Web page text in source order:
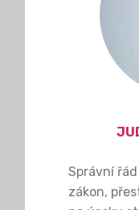
Správní
zákon,